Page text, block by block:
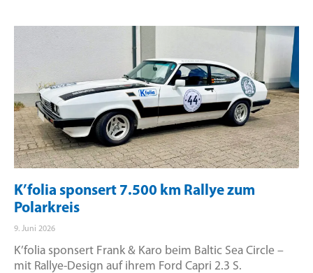
K’folia sponsert 7.500 km Rallye zum
Polarkreis
9. Juni 2026
K’folia sponsert Frank & Karo beim Baltic Sea Circle –
mit Rallye-Design auf ihrem Ford Capri 2.3 S.